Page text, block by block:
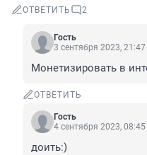
ОТВЕТИТЬ 2
Гость
3 сентября 2023, 21:47
Монетизировать в
ОТВЕТИТЬ
Гость
4 сентября 2023, 08:45
доить:)